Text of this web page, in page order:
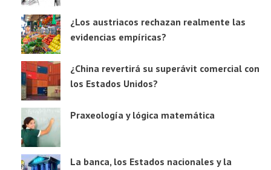
¿Los austriacos rechazan realmente las
evidencias empíricas?
¿China revertirá su superávit comercial con
los Estados Unidos?
Praxeología y lógica matemática
La banca, los Estados nacionales y la